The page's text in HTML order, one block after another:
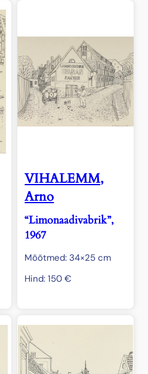
VIHALEMM,
Arno
“Limonaadivabrik”,
1967
Mõõtmed: 34×25 cm
Hind:150€